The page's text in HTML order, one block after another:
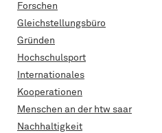
Forschen
Gleichstellungsbüro
Gründen
Hochschulsport
Internationales
Kooperationen
Menschen an der htw saar
Nachhaltigkeit